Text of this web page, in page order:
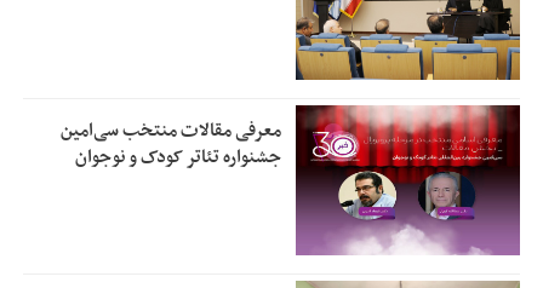
معرفی مقالات منتخب سی‌امین
جشنواره تئاتر کودک و نوجوان